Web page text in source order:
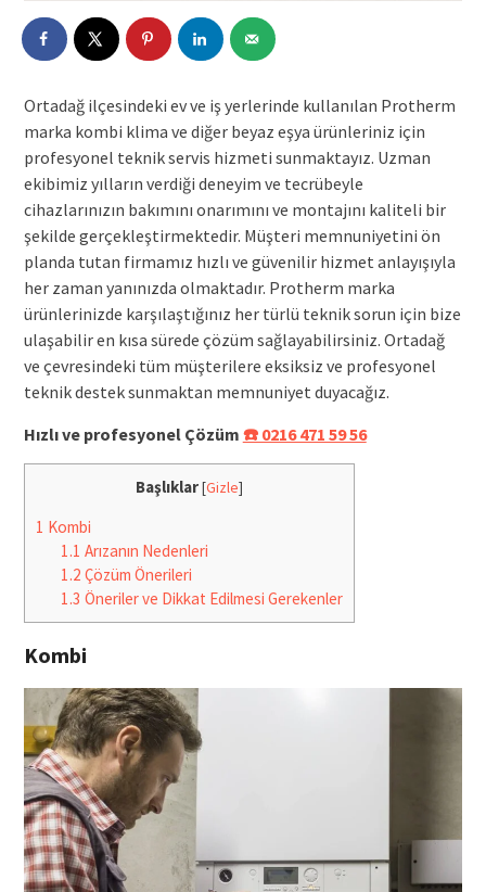
Ortadağ ilçesindeki ev ve iş yerlerinde kullanılan Protherm
marka kombi klima ve diğer beyaz eşya ürünleriniz için
profesyonel teknik servis hizmeti sunmaktayız. Uzman
ekibimiz yılların verdiği deneyim ve tecrübeyle
cihazlarınızın bakımını onarımını ve montajını kaliteli bir
şekilde gerçekleştirmektedir. Müşteri memnuniyetini ön
planda tutan firmamız hızlı ve güvenilir hizmet anlayışıyla
her zaman yanınızda olmaktadır. Protherm marka
ürünlerinizde karşılaştığınız her türlü teknik sorun için bize
ulaşabilir en kısa sürede çözüm sağlayabilirsiniz. Ortadağ
ve çevresindeki tüm müşterilere eksiksiz ve profesyonel
teknik destek sunmaktan memnuniyet duyacağız.
Hızlı ve profesyonel Çözüm ☎️ 0216 471 59 56
Başlıklar[Gizle]
1 Kombi
1.1 Arızanın Nedenleri
1.2 Çözüm Önerileri
1.3 Öneriler ve Dikkat Edilmesi Gerekenler
Kombi